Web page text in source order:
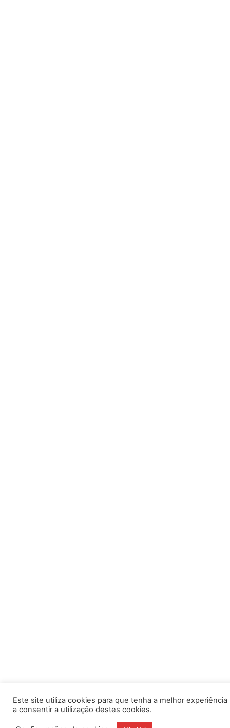
Este site utiliza cookies para que tenha a melhor
a consentir a utilização destes cookies.